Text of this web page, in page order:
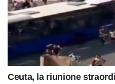
Ceuta, la riunione